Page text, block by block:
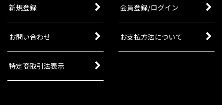
新規登録 会員登録/ログイン
お問い合わせ お支払方法について
特定商取引法表示